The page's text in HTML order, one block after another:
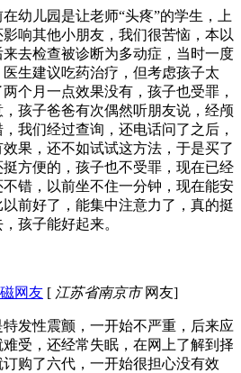
幼儿园是让老师“头疼”的学生，上
响其他小朋友，我们很苦恼，本以
去检查被诊断为多动症，当时一度
生建议吃药治疗，但考虑孩子太
个月一点效果没有，孩子也受罪，
孩子爸爸有次偶然听朋友说，经颅
我们经过查询，还电话问了之后，
果，还不如试试这方法，于是买了
方便的，孩子也不受罪，现在已经
错，以前坐不住一分钟，现在能安
前好了，能集中注意力了，真的挺
孩子能好起来。
网友 [ 江苏省南京市网友]
发性震颤，一开始不严重，后来应
受，还经常失眠，在网上了解到择
购了六代，一开始很担心没有效